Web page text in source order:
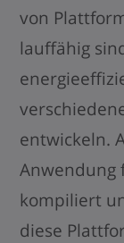
von
lauffähig
entwickeln.
Anwendung
kompiliert
diese